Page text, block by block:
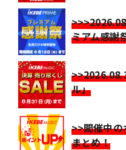
ミアム感謝
ル」
>>開催中の
まとめ！